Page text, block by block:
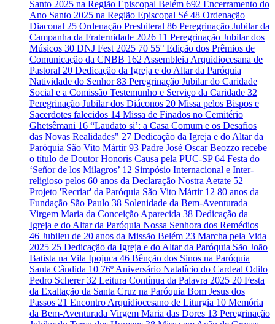
Santo 2025 na Região Episcopal Belém 692 Encerramento do
Ano Santo 2025 na Região Episcopal Sé 48 Ordenação
Diaconal 25 Ordenação Presbiteral 86 Peregrinação Jubilar da
Campanha da Fraternidade 2026 11 Peregrinação Jubilar dos
Músicos 30 DNJ Fest 2025 70 55° Edição dos Prêmios de
Comunicação da CNBB 162 Assembleia Arquidiocesana de
Pastoral 20 Dedicação da Igreja e do Altar da Paróquia
Natividade do Senhor83 Peregrinação Jubilar do Caridade
Social e a Comissão Testemunho e Serviço da Caridade 32
Peregrinação Jubilar dos Diáconos 20 Missa pelos Bispos e
Sacerdotes falecidos 14 Missa de Finados no Cemitério
Ghetsêmani 16 “Laudato si’: a Casa Comum e os Desafios
das Novas Realidades" 27 Dedicação da Igreja e do Altar da
Paróquia São Vito Mártir93 Padre José Oscar Beozzo recebe
o título de Doutor Honoris Causa pela PUC-SP64 Festa do
‘Señor de los Milagros’ 12 Simpósio Internacional e Inter-
religioso pelos 60 anos da Declaração Nostra Aetate 52
Projeto 'Recriar' da Paróquia São Vito Mártir 12 80 anos da
Fundação São Paulo 38 Solenidade da Bem-Aventurada
Virgem Maria da Conceição Aparecida 38 Dedicação da
Igreja e do Altar da Paróquia Nossa Senhora dos Remédios
46 Jubileu de 20 anos da Missão Belém 23 Marcha pela Vida
2025 25 Dedicação da Igreja e do Altar da Paróquia São João
Batista na Vila Ipojuca 46 Bênção dos Sinos na Paróquia
Santa Cândida 10 76º Aniversário Natalício do Cardeal Odilo
Pedro Scherer32 Leitura Contínua da Palavra 2025 20 Festa
da Exaltação da Santa Cruz na Paróquia Bom Jesus dos
Passos 21 Encontro Arquidiocesano de Liturgia 10 Memória
da Bem-Aventurada Virgem Maria das Dores 13 Peregrinação